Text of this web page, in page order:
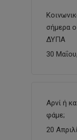
σήμερα
ΔΥΠΑ
30
Αρνί ή
φάμε;
20